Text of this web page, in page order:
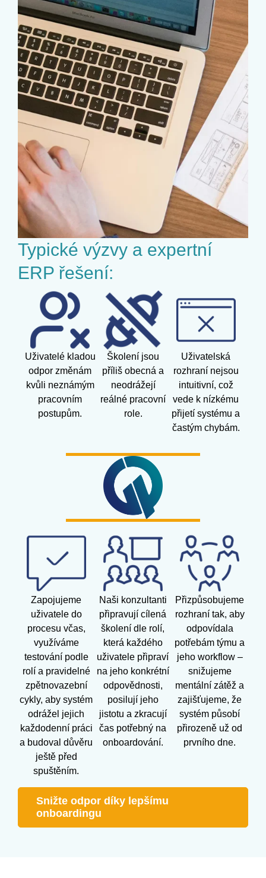
Typické výzvy a expertní
ERP řešení:
Uživatelé kladou
odpor změnám
kvůli neznámým
pracovním
postupům.
Školení jsou
příliš obecná a
neodrážejí
reálné pracovní
role.
Uživatelská
rozhraní nejsou
intuitivní, což
vede k nízkému
přijetí systému a
častým chybám.
Zapojujeme
uživatele do
procesu včas,
využíváme
testování podle
rolí a pravidelné
zpětnovazební
cykly, aby systém
odrážel jejich
každodenní práci
a budoval důvěru
ještě před
spuštěním.
Naši konzultanti
připravují cílená
školení dle rolí,
která každého
uživatele připraví
na jeho konkrétní
odpovědnosti,
posilují jeho
jistotu a zkracují
čas potřebný na
onboardování.
Přizpůsobujeme
rozhraní tak, aby
odpovídala
potřebám týmu a
jeho workflow –
snižujeme
mentální zátěž a
zajišťujeme, že
systém působí
přirozeně už od
prvního dne.
Snižte odpor díky lepšímu
onboardingu